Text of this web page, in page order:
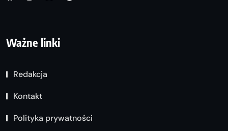
Ważne linki
Redakcja
Kontakt
Polityka prywatności